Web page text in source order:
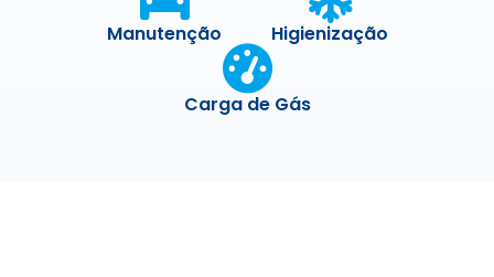
Manutenção Higienização
Carga de Gás